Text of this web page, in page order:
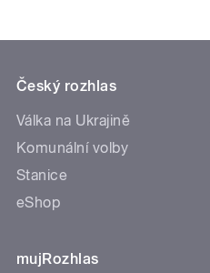
Český rozhlas
Válka na Ukrajině
Komunální volby
Stanice
eShop
mujRozhlas